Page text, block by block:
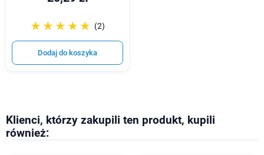
☆☆☆☆☆
★★★★★ (2)
Dodaj do koszyka
Klienci, którzy zakupili ten produkt, kupili
również: